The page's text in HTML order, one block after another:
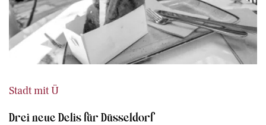
Stadt mit Ü
Drei neue Delis für Düsseldorf